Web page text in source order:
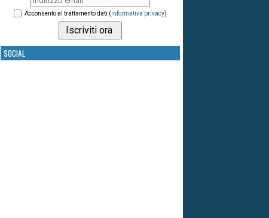
Acconsento al trattamento dati (informativa privacy)
SOCIAL